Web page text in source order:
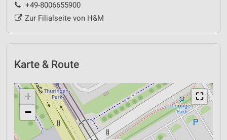
+49-8006655900
Zur Filialseite von H&M
Karte & Route
⛶
+
−